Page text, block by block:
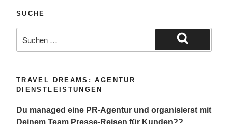
SUCHE
nach:
Suchen
TRAVEL DREAMS: AGENTUR
DIENSTLEISTUNGEN
Du managed eine PR-Agentur und organisierst mit
Deinem Team Presse-Reisen für Kunden??